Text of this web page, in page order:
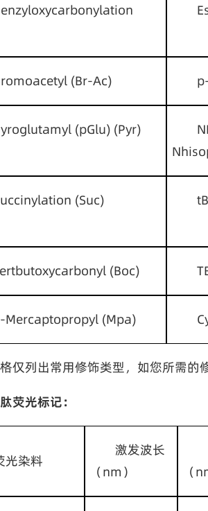
(Br-Ac)
(pGlu) (Pyr)
(Suc)
(Boc)
Mercaptopropyl (Mpa)
仅列出常用修饰类型，如您所需的
荧光标记：
光染料
激发波长
（nm）
（